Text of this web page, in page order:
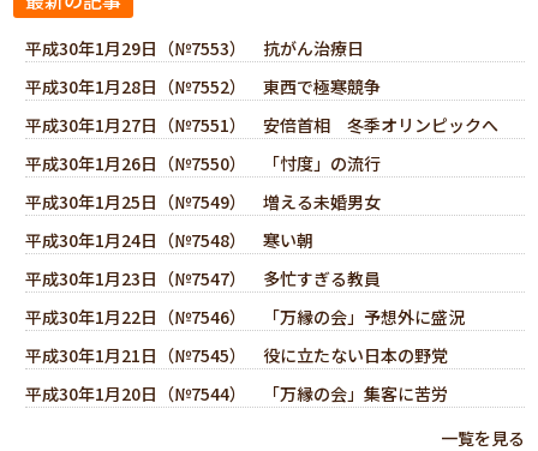
平成30年1月29日（№7553） 抗がん治療日
平成30年1月28日（№7552） 東西で極寒競争
平成30年1月27日（№7551） 安倍首相 冬季オリンピックへ
平成30年1月26日（№7550） 「忖度」の流行
平成30年1月25日（№7549） 増える未婚男女
平成30年1月24日（№7548） 寒い朝
平成30年1月23日（№7547） 多忙すぎる教員
平成30年1月22日（№7546） 「万縁の会」予想外に盛況
平成30年1月21日（№7545） 役に立たない日本の野党
平成30年1月20日（№7544） 「万縁の会」集客に苦労
一覧を見る